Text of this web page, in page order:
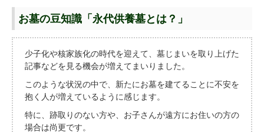
お墓の豆知識「永代供養墓とは？」
少子化や核家族化の時代を迎えて、墓じまいを取り上げた
記事などを見る機会が増えてまいりました。
このような状況の中で、新たにお墓を建てることに不安を
抱く人が増えているように感じます。
特に、跡取りのない方や、お子さんが遠方にお住いの方の
場合は尚更です。